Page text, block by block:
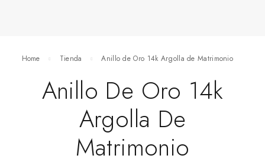
Home Tienda Anillo de Oro 14k Argolla de Matrimonio
Anillo De Oro 14k
Argolla De
Matrimonio